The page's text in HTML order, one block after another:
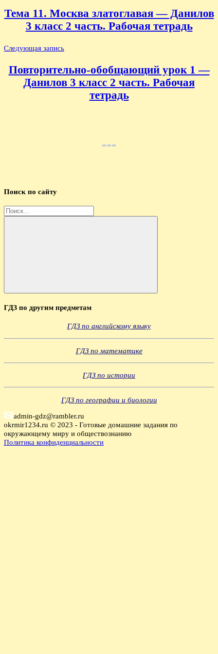
записям
Тема 11. Москва златоглавая — Данилов
3 класс 2 часть. Рабочая тетрадь
Следующая запись
Повторительно-обобщающий урок 1 —
Данилов 3 класс 2 часть. Рабочая
тетрадь
Поиск по сайту
Найти:
Поиск
ГДЗ по другим предметам
ГДЗ по английскому языку
ГДЗ по математике
ГДЗ по истории
ГДЗ по географии и биологии
admin-gdz@rambler.ru
okrmir1234.ru © 2023 - Готовые домашние задания по
окружающему миру и обществознанию
Политика конфиденциальности